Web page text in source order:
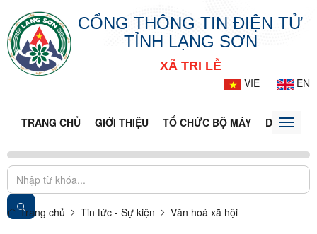
CỔNG THÔNG TIN ĐIỆN TỬ
TỈNH LẠNG SƠN
XÃ TRI LỄ
VIE
EN
TRANG CHỦ GIỚI THIỆU TỔ CHỨC BỘ MÁY DOANH
Toggle
Trang chủ Tin tức - Sự kiện Văn hoá xã hội